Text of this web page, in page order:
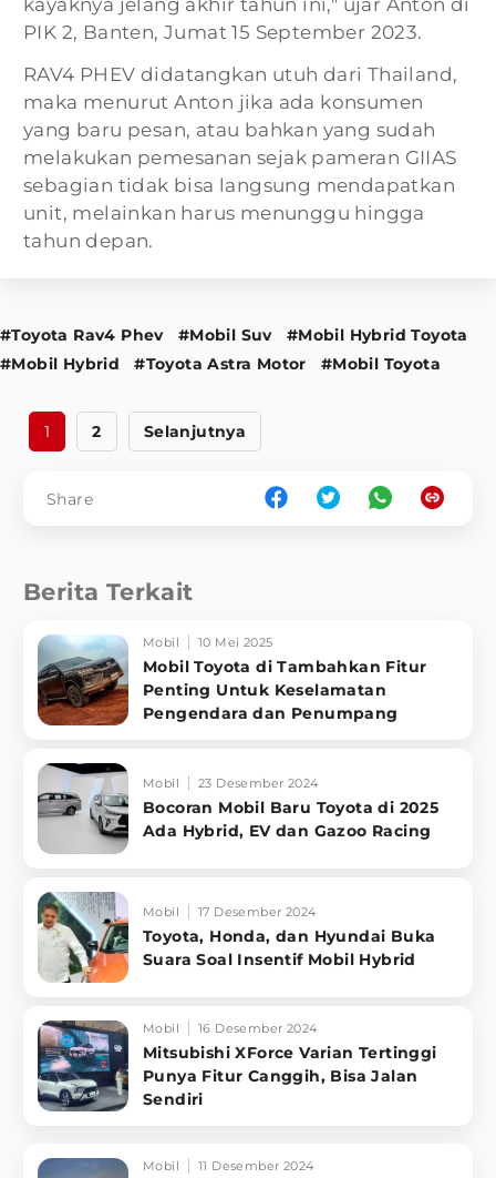
kayaknya jelang akhir tahun ini," ujar Anton di
PIK 2, Banten, Jumat 15 September 2023.
RAV4 PHEV didatangkan utuh dari Thailand,
maka menurut Anton jika ada konsumen
yang baru pesan, atau bahkan yang sudah
melakukan pemesanan sejak pameran GIIAS
sebagian tidak bisa langsung mendapatkan
unit, melainkan harus menunggu hingga
tahun depan.
#Toyota Rav4 Phev #Mobil Suv
#Mobil Hybrid Toyota
#Mobil Hybrid
#Toyota Astra Motor #Mobil Toyota
1 2 Selanjutnya
Share
Berita Terkait
Mobil 10 Mei 2025
Mobil Toyota di Tambahkan Fitur
Penting Untuk Keselamatan
Pengendara dan Penumpang
Mobil 23 Desember 2024
Bocoran Mobil Baru Toyota di 2025
Ada Hybrid, EV dan Gazoo Racing
Mobil 17 Desember 2024
Toyota, Honda, dan Hyundai Buka
Suara Soal Insentif Mobil Hybrid
Mobil 16 Desember 2024
Mitsubishi XForce Varian Tertinggi
Punya Fitur Canggih, Bisa Jalan
Sendiri
Mobil 11 Desember 2024